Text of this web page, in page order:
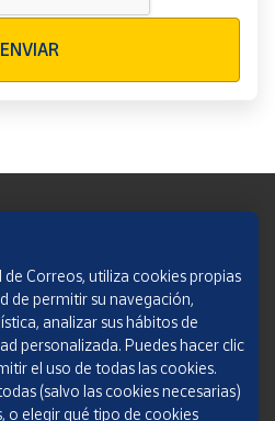
ENVIAR
Correos, utiliza cookies propias
de permitir su navegación,
analizar sus hábitos de
personalizada. Puedes hacer clic
el uso de todas las cookies.
(salvo las cookies necesarias)
o elegir qué tipo de cookies